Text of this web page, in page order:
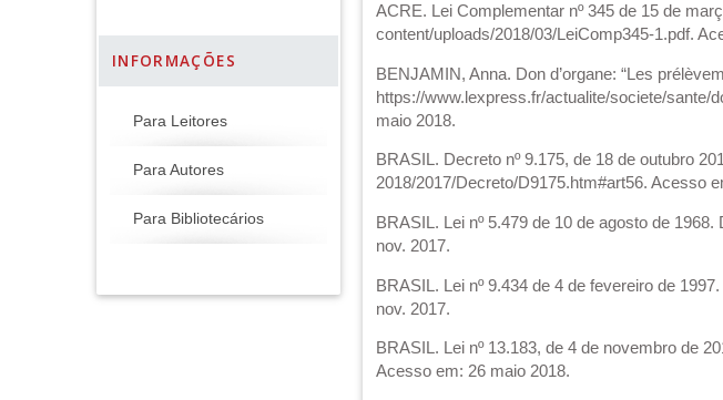
INFORMAÇÕES
Para Leitores
Para Autores
Para Bibliotecários
ACRE. Lei Complementar nº 345 de 15 de
content/uploads/2018/03/LeiComp345-1.pdf.
BENJAMIN, Anna. Don d’organe: “Les
https://www.lexpress.fr/actualite/societe/sante/
maio 2018.
BRASIL. Decreto nº 9.175, de 18 de outubro
2018/2017/Decreto/D9175.htm#art56. Acesso
BRASIL. Lei nº 5.479 de 10 de agosto de
nov. 2017.
BRASIL. Lei nº 9.434 de 4 de fevereiro de
nov. 2017.
BRASIL. Lei nº 13.183, de 4 de novembro de
Acesso em: 26 maio 2018.